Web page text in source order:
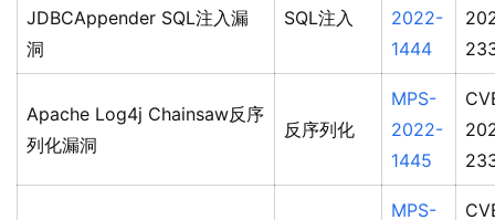
JDBCAppender SQL注入漏
洞
SQL注入
2022-
1444
Apache Log4j Chainsaw反序
列化漏洞
反序列化
MPS-
2022-
1445
MPS-